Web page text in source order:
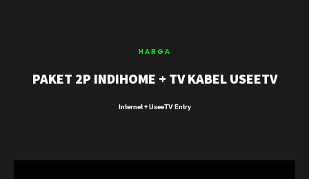
HARGA
PAKET 2P INDIHOME + TV KABEL USEETV
Internet + UseeTV Entry